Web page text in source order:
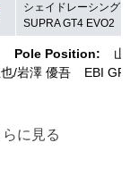
Pole Position:
山
岩澤 優吾 EBI
シェイドレーシング
SUPRA GT4 EVO2
らに見る